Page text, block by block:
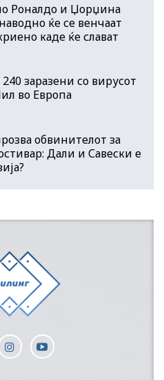
Роналдо и Џорџина
ќе се венчаат
каде ќе слават
заразени со вирусот
во Европа
обвинителот за
Дали и Савески е